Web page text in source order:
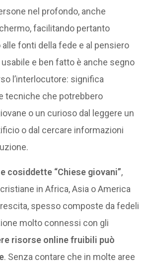
nel profondo, anche
facilitando pertanto
alle fonti della fede e al pensiero
usabile e ben fatto è anche segno
l’interlocutore: significa
tecniche che potrebbero
o un curioso dal leggere un
o dal cercare informazioni
cosiddette “Chiese giovani”,
in Africa, Asia o America
spesso composte da fedeli
molto connessi con gli
risorse online fruibili può
. Senza contare che in molte aree